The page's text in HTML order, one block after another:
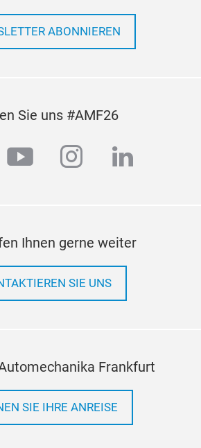
ABONNIEREN
Sie uns #AMF26
youtubeinstagram
linkedin
Ihnen gerne weiter
SIE UNS
Frankfurt
SIE IHRE ANREISE